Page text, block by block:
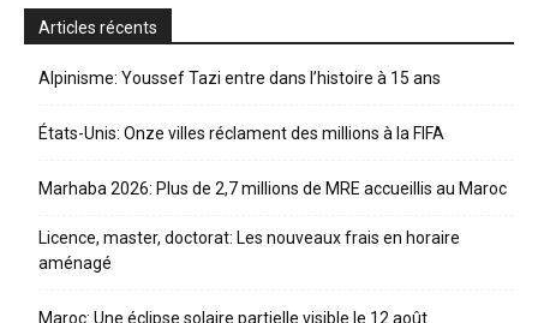
Articles récents
Alpinisme: Youssef Tazi entre dans l’histoire à 15 ans
États-Unis: Onze villes réclament des millions à la FIFA
Marhaba 2026: Plus de 2,7 millions de MRE accueillis au Maroc
Licence, master, doctorat: Les nouveaux frais en horaire
aménagé
Maroc: Une éclipse solaire partielle visible le 12 août